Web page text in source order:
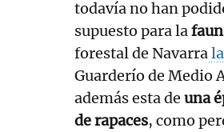
todavía no han
supuesto para la
forestal de Navarra
Guarderío de Medio
además esta de una
de rapaces, como